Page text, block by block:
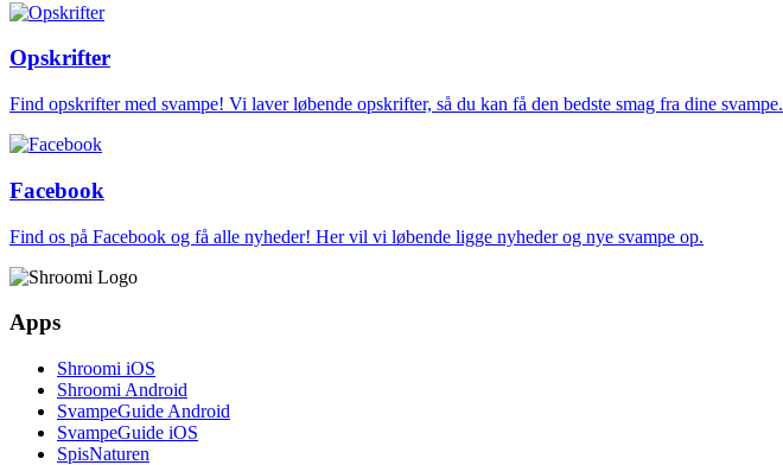
Opskrifter
Find opskrifter med svampe! Vi laver løbende opskrifter, så du kan få den bedste smag fra dine svampe.
Facebook
Find os på Facebook og få alle nyheder! Her vil vi løbende ligge nyheder og nye svampe op.
Apps
Shroomi iOS
Shroomi Android
SvampeGuide Android
SvampeGuide iOS
SpisNaturen